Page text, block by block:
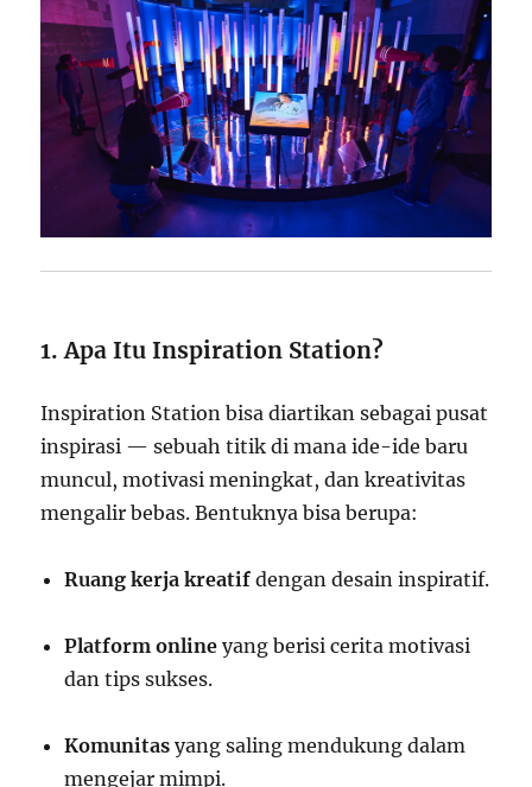
1. Apa Itu Inspiration Station?
Inspiration Station bisa diartikan sebagai pusat
inspirasi — sebuah titik di mana ide-ide baru
muncul, motivasi meningkat, dan kreativitas
mengalir bebas. Bentuknya bisa berupa:
Ruang kerja kreatif dengan desain inspiratif.
Platform online yang berisi cerita motivasi
dan tips sukses.
Komunitas yang saling mendukung dalam
mengejar mimpi.